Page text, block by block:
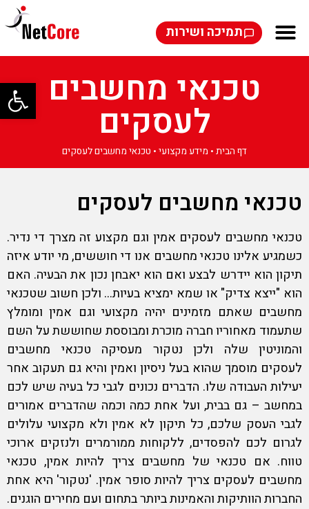
פתח
תמיכה ושירות
טכנאי מחשבים
לעסקים
דף הבית • מידע מקצועי • טכנאי מחשבים לעסקים
טכנאי מחשבים לעסקים
טכנאי מחשבים לעסקים אמין וגם מקצוע זה מצרך די נדיר.
כשמגיע אלינו טכנאי מחשבים אנו די חוששים, מי יודע איזה
תיקון הוא יידרש לבצע ואם הוא יאבחן נכון את הבעיה. האם
הוא "ייצא צדיק" או שמא ימציא בעיות… ולכן חשוב שטכנאי
מחשבים שאתם מזמינים יהיה מקצועי וגם אמין ומומלץ
שתעמוד מאחוריו חברה מוכרת ומבוססת שחוששת על השם
והמוניטין שלה ולכן נטקור מעסיקה טכנאי מחשבים
לעסקים מוסמך שהוא בעל ניסיון ואמין והיא גם תעקוב אחר
יעילות העבודה שלו. הדברים נכונים לגבי כל בעיה שיש לכם
במחשב – גם בבית, ועל אחת כמה וכמה שהדברים אמורים
לגבי העסק שלכם, כל תיקון לא אמין ולא מקצועי עלולים
לגרום לכם להפסדים, ללקוחות ממורמרים ולנזקים ארוכי
טווח. אם טכנאי של מחשבים צריך להיות אמין, טכנאי
מחשבים לעסקים צריך להיות סופר אמין. 'נטקור' היא אחת
החברות הוותיקות והאמינות ביותר בתחום ועם מחירים הוגנים.